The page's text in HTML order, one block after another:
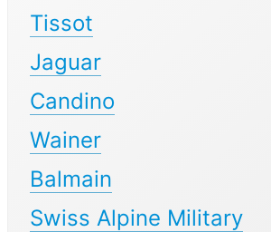
Tissot
Jaguar
Candino
Wainer
Balmain
Swiss Alpine Military